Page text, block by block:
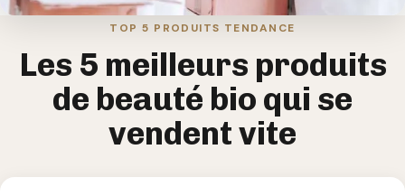
TOP 5 PRODUITS TENDANCE
Les 5 meilleurs produits
de beauté bio qui se
vendent vite